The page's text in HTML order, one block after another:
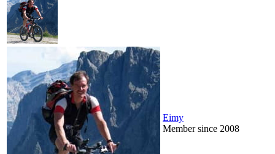
Eimy
Member since 2008